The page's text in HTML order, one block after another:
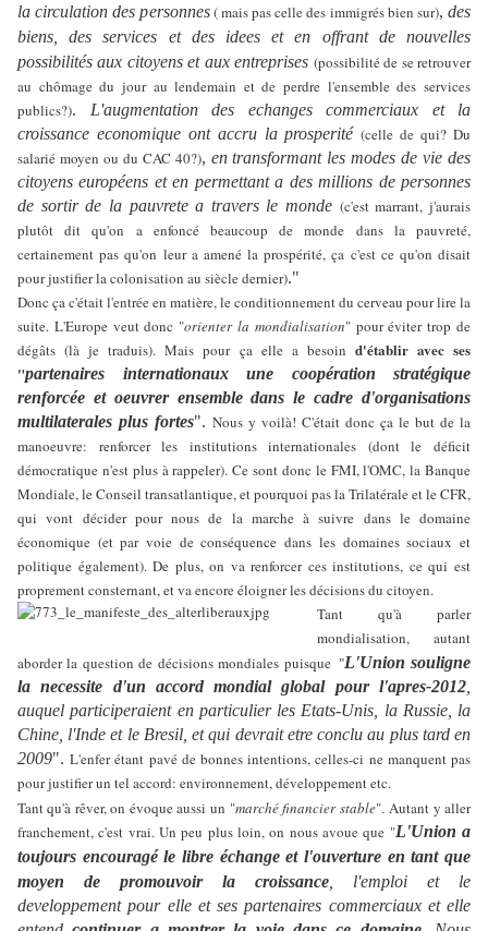
la circulation des personnes ( mais pas celle des immigrés bien sur),des
biens, des services et des idees et en offrant de nouvelles
possibilitésaux citoyens et auxentreprises (possibilité de se retrouver
au chômage du jour au lendemain et de perdre l'ensemble des services
publics?). L'augmentation des echanges commerciaux et la
croissance economique ont accru laprosperité (celle de qui? Du
salarié moyen ou du CAC 40?), en transformant les modes de vie des
citoyens européens et en permettant a des millions de personnes
de sortir de la pauvrete a travers le monde (c'est marrant, j'aurais
plutôt dit qu'on a enfoncé beaucoup de monde dans la pauvreté,
certainement pas qu'on leur a amené la prospérité, ça c'est ce qu'on disait
pour justifier la colonisation au siècle dernier)."
Donc ça c'était l'entrée en matière, le conditionnement du cerveau pour lire la
suite. L'Europe veut donc "orienter la mondialisation" pour éviter trop de
dégâts (là je traduis). Mais pour ça elle a besoin d'établir avec ses
"partenaires internationaux une coopération stratégique
renforcée et oeuvrer ensemble dans le cadre d'organisations
multilaterales plus fortes". Nous y voilà! C'était donc ça le but de la
manoeuvre: renforcer les institutions internationales (dont le déficit
démocratique n'est plus à rappeler). Ce sont donc le FMI, l'OMC, la Banque
Mondiale, le Conseil transatlantique, et pourquoi pas la Trilatérale et le CFR,
qui vont décider pour nous de la marche à suivre dans le domaine
économique (et par voie de conséquence dans les domaines sociaux et
politique également). De plus, on va renforcer ces institutions, ce qui est
proprement consternant, et va encore éloigner les décisions du citoyen.
Tant qu'à parler
mondialisation, autant
aborder la question de décisions mondiales puisque "L'Union souligne
la necessite d'un accord mondialglobal pour l'apres-2012
auquel participeraient en particulier les Etats-Unis, la Russie, la
Chine, l'Inde et le Bresil, et qui devrait etre conclu au plus tard en
2009".L'enfer étant pavé de bonnes intentions, celles-ci ne manquent pas
pour justifier un tel accord: environnement, développement etc.
Tant qu'à rêver, on évoque aussi un "marché financierstable". Autant y aller
franchement, c'est vrai. Un peu plus loin, on nous avoue que "L'Union a
toujours encouragé le libre échangeet l'ouverture en tant que
moyen de promouvoir la croissance , l'emploi et le
developpement pour elle et ses partenaires commerciaux et elle